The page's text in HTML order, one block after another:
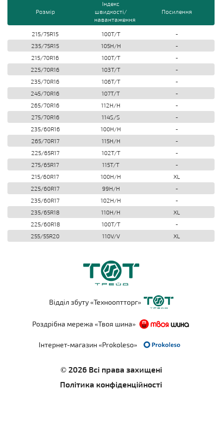
Розмір
Індекс
швидкості/
навантаження
Посилення
215/75R15 100T/T
-
235/75R15
105H/H
-
215/70R16
100T/T
-
225/70R16
103T/T
-
235/70R16
106T/T
-
245/70R16
107T/T
-
265/70R16
112H/H
-
275/70R16
114S/S
-
235/60R16
100H/H
-
265/70R17
115H/H
-
225/65R17
102T/T
-
275/65R17
115T/T
-
215/60R17
100H/H
XL
225/60R17
99H/H
-
235/60R17
102H/H
-
235/65R18
110H/H
XL
225/60R18
100T/T
-
255/55R20
110V/V XL
Відділ збуту «Технооптторг»
Роздрібна мережа «Твоя шина»
Інтернет-магазин «Prokoleso»
© 2026 Всі права захищені
Політика конфіденційності